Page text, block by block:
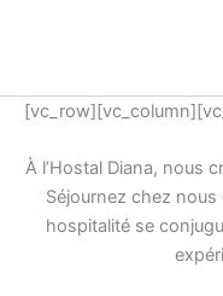
À l’Hostal Diana, nous
Séjournez chez
hospitalité se